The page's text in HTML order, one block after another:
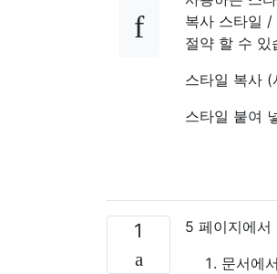
복사 스타일 /
절약 할 수 있
스타일 복사
스타일 붙여
1
5 페이지에서
문서에